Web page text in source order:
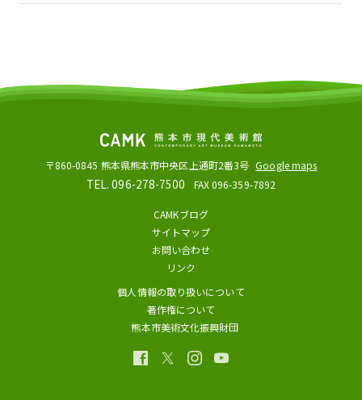
〒860-0845 熊本県熊本市中央区上通町2番3号 Google maps
TEL. 096-278-7500 FAX 096-359-7892
CAMKブログ
サイトマップ
お問い合わせ
リンク
個人情報の取り扱いについて
著作権について
熊本市美術文化振興財団